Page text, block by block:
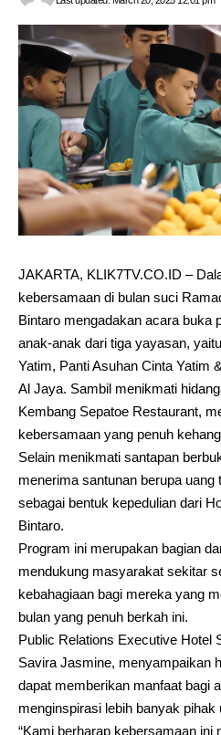
JAKARTA, KLIK7TV.CO.ID –
kebersamaan di bulan suci
Bintaro mengadakan acara buka
anak-anak dari tiga yayasan,
Yatim, Panti Asuhan Cinta Yatim
Al Jaya. Sambil menikmati
Kembang Sepatoe Restaurant,
kebersamaan yang penuh
Selain menikmati santapan
menerima santunan berupa
sebagai bentuk kepedulian dari
Bintaro.
Program ini merupakan bagian
mendukung masyarakat sekitar
kebahagiaan bagi mereka yang
bulan yang penuh berkah ini.
Public Relations Executive Hotel
Savira Jasmine, menyampaikan
dapat memberikan manfaat bagi
menginspirasi lebih banyak pihak
“Kami berharap kebersamaan ini